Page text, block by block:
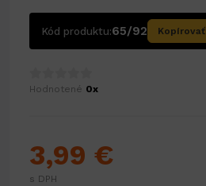
Kód produktu:65/92 Kopírovať
Hodnotené 0x
3,99 €
s DPH